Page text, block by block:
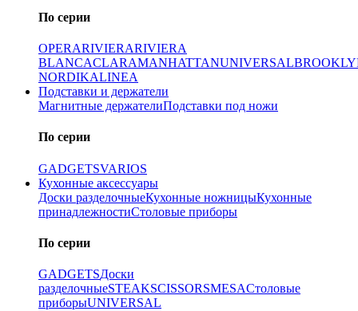
По серии
OPERARIVIERARIVIERA
BLANCACLARAMANHATTANUNIVERSAL
NORDIKALINEA
Подставки и держатели
Магнитные держателиПодставки под ножи
По серии
GADGETSVARIOS
Кухонные аксессуары
Доски разделочныеКухонные ножницыКухонные
принадлежностиСтоловые приборы
По серии
GADGETSДоски
разделочныеSTEAKSCISSORSMESAСтоловые
приборыUNIVERSAL